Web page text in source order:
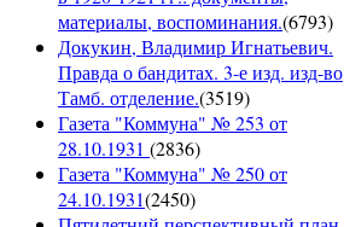
материалы, воспоминания.(6793)
Докукин, Владимир Игнатьевич.
Правда о бандитах. 3-е изд. изд-во
Тамб. отделение.(3519)
Газета "Коммуна" № 253 от
28.10.1931 (2836)
Газета "Коммуна" № 250 от
24.10.1931(2450)